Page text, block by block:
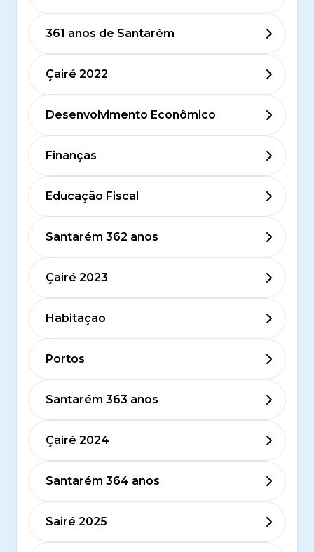
361 anos de Santarém
Çairé 2022
Desenvolvimento Econômico
Finanças
Educação Fiscal
Santarém 362 anos
Çairé 2023
Habitação
Portos
Santarém 363 anos
Çairé 2024
Santarém 364 anos
Sairé 2025